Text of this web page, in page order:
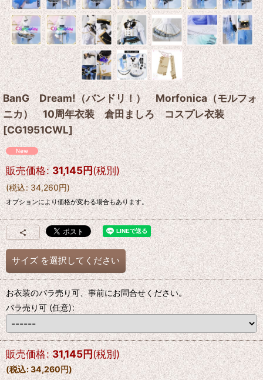
BanG Dream!（バンドリ！） Morfonica（モルフォ
ニカ） 10周年衣装 倉田ましろ コスプレ衣装
[CG1951CWL]
販売価格: 31,145円(税別)
(税込: 34,260円)
オプションにより価格が変わる場合もあります。
サイズ を選択してください
お衣装のバラ売り可、事前にお問合せください。
バラ売り可(任意):
販売価格: 31,145円(税別)
(税込:34,260円)